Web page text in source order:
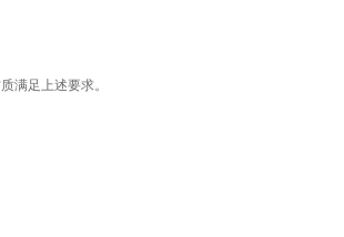
满足上述要求。